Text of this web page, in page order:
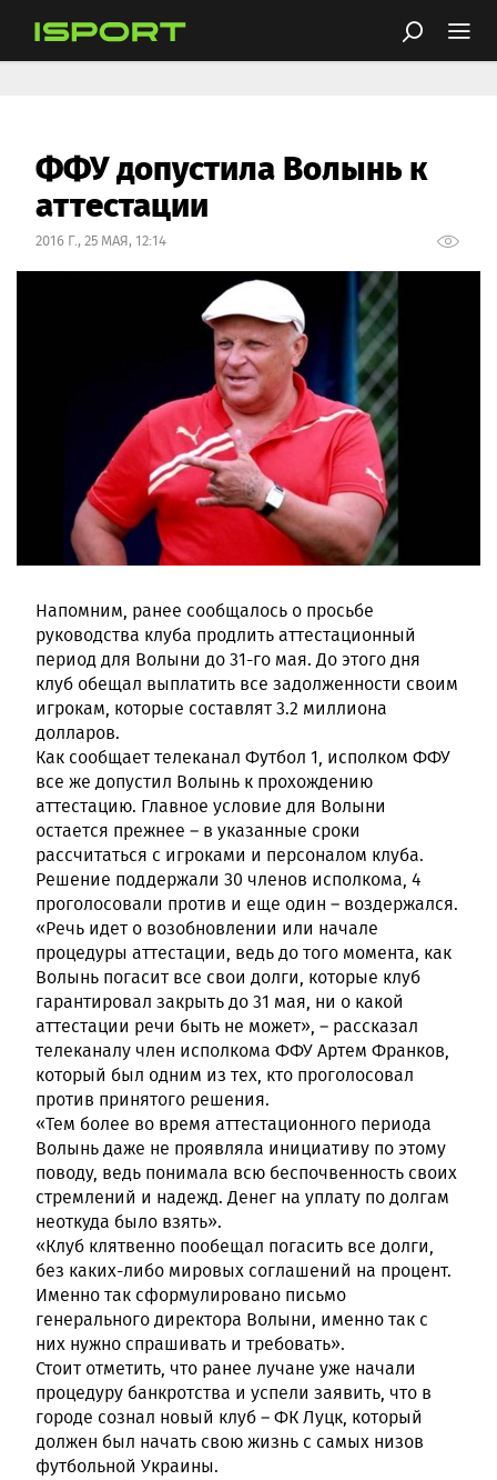
ФФУ допустила Волынь к
аттестации
2016 Г., 25 МАЯ, 12:14
Напомним, ранее сообщалось о просьбе
руководства клуба продлить аттестационный
период для Волыни до 31-го мая. До этого дня
клуб обещал выплатить все задолженности своим
игрокам, которые составлят 3.2 миллиона
долларов.
Как сообщает телеканал Футбол 1, исполком ФФУ
все же допустил Волынь к прохождению
аттестацию. Главное условие для Волыни
остается прежнее – в указанные сроки
рассчитаться с игроками и персоналом клуба.
Решение поддержали 30 членов исполкома, 4
проголосовали против и еще один – воздержался.
«Речь идет о возобновлении или начале
процедуры аттестации, ведь до того момента, как
Волынь погасит все свои долги, которые клуб
гарантировал закрыть до 31 мая, ни о какой
аттестации речи быть не может», – рассказал
телеканалу член исполкома ФФУ Артем Франков,
который был одним из тех, кто проголосовал
против принятого решения.
«Тем более во время аттестационного периода
Волынь даже не проявляла инициативу по этому
поводу, ведь понимала всю беспочвенность своих
стремлений и надежд. Денег на уплату по долгам
неоткуда было взять».
«Клуб клятвенно пообещал погасить все долги,
без каких-либо мировых соглашений на процент.
Именно так сформулировано письмо
генерального директора Волыни, именно так с
них нужно спрашивать и требовать».
Стоит отметить, что ранее лучане уже начали
процедуру банкротства и успели заявить, что в
городе сознал новый клуб – ФК Луцк, который
должен был начать свою жизнь с самых низов
футбольной Украины.